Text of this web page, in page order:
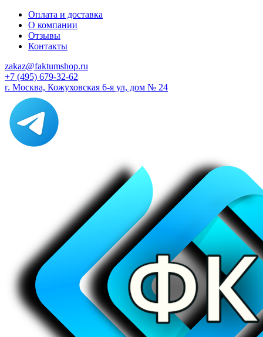
Оплата и доставка
О компании
Отзывы
Контакты
zakaz@faktumshop.ru
+7 (495) 679-32-62
г. Москва, Кожуховская 6-я ул, дом № 24